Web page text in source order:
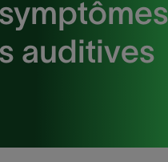
auditives